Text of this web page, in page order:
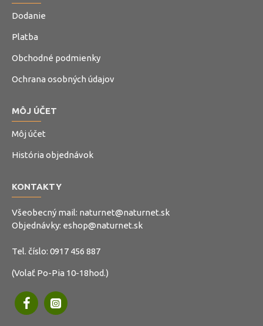
Dodanie
Platba
Obchodné podmienky
Ochrana osobných údajov
MÔJ ÚČET
Môj účet
História objednávok
KONTAKTY
Všeobecný mail: naturnet@naturnet.sk
Objednávky: eshop@naturnet.sk
Tel. číslo: 0917 456 887
(Volať Po-Pia 10-18hod.)